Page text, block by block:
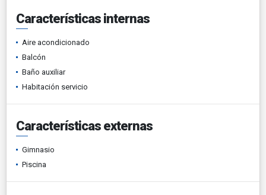
Características internas
Aire acondicionado
Balcón
Baño auxiliar
Habitación servicio
Características externas
Gimnasio
Piscina